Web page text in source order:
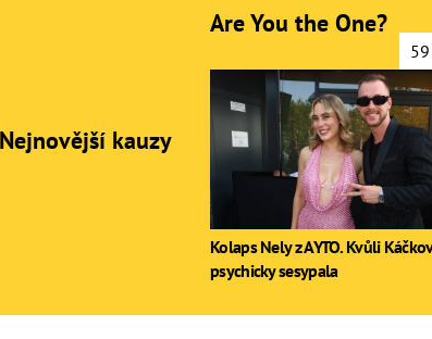
Nejnovější kauzy
Are You the One?
Kolaps Nely z AYTO. Kvůli
psychicky sesypala